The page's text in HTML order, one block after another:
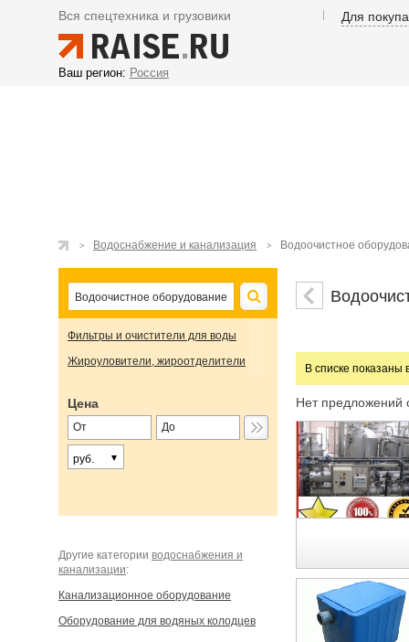
Вся спецтехника и грузовики Для
Ваш регион: Россия
Водоснабжение и канализация Водоочистное
Фильтры и очистители для воды
Жироуловители, жироотделители
Цена
руб.
Другие категории водоснабжения и
канализации:
Канализационное оборудование
Оборудование для водяных колодцев
В списке показаны
Нет предложений